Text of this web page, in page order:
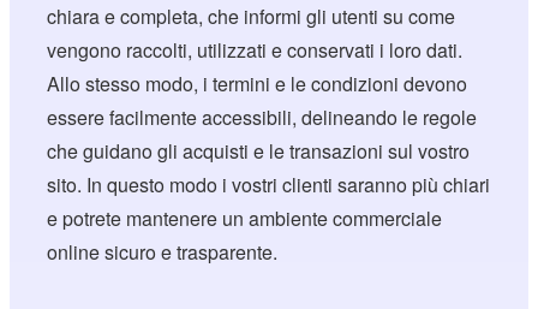
chiara e completa, che informi gli utenti su come
vengono raccolti, utilizzati e conservati i loro dati.
Allo stesso modo, i termini e le condizioni devono
essere facilmente accessibili, delineando le regole
che guidano gli acquisti e le transazioni sul vostro
sito. In questo modo i vostri clienti saranno più chiari
e potrete mantenere un ambiente commerciale
online sicuro e trasparente.